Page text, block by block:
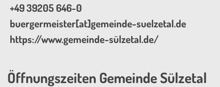
+49 39205 646-0
buergermeister[at]gemeinde-suelzetal.de
https://www.gemeinde-sülzetal.de/
Öffnungszeiten Gemeinde Sülzetal